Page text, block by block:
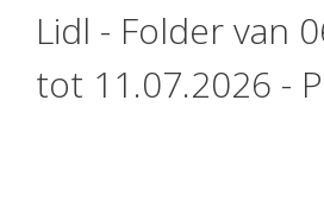
Lidl - Folder van
tot 11.07.2026 -